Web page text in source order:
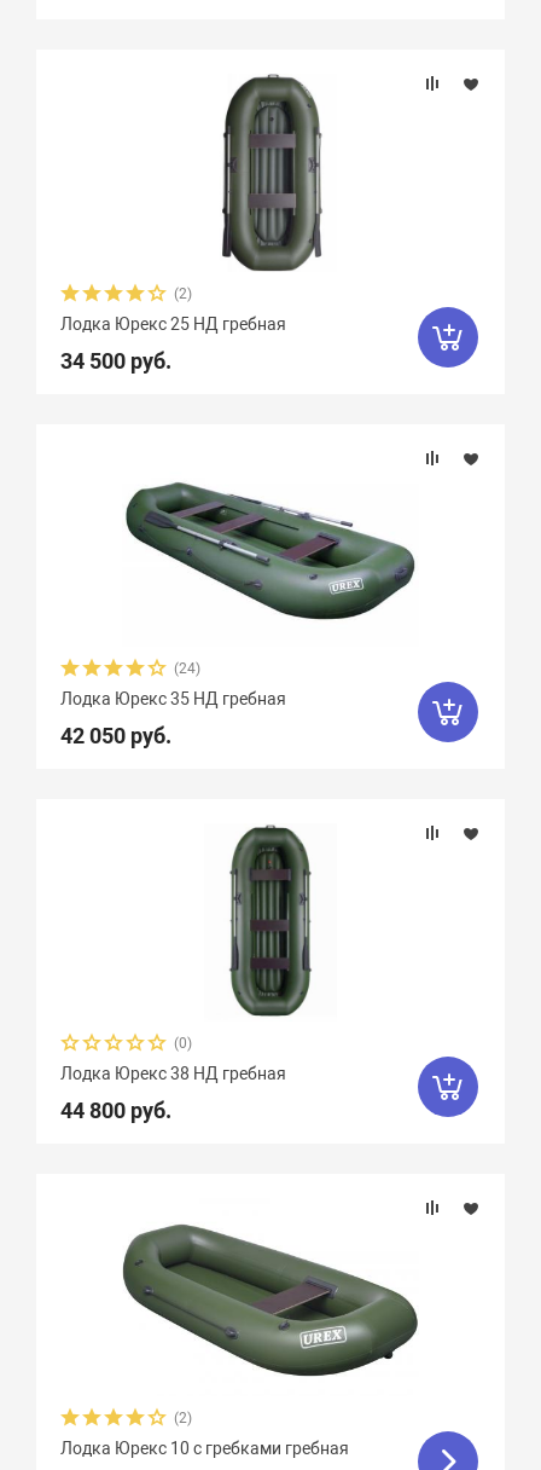
(2)
Лодка Юрекс 25 НД гребная
34 500 руб.
(24)
Лодка Юрекс 35 НД гребная
42 050 руб.
(0)
Лодка Юрекс 38 НД гребная
44 800 руб.
(2)
Лодка Юрекс 10 с гребками гребная